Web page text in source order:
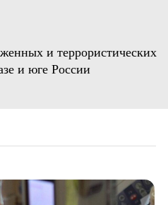
и террористических
и юге России